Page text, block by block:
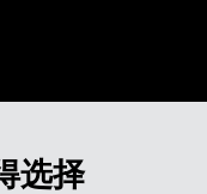
选择